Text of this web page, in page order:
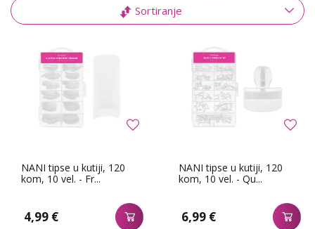
Sortiranje
NANI tipse u kutiji, 120
kom, 10 vel. - Fr...
4,99 €
NANI tipse u kutiji, 120
kom, 10 vel. - Qu...
6,99 €